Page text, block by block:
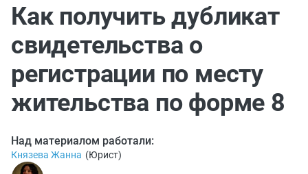
13:48
Обеспечительный платёж СПОТ могут заменить
банковской гарантией#новости
Как получить дубликат
свидетельства о
регистрации по месту
жительства по форме 8
Над материалом работали:
Князева Жанна (Юрист)